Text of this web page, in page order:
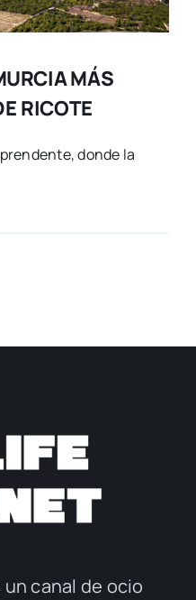
MÁS
RICOTE
donde la
un canal de ocio